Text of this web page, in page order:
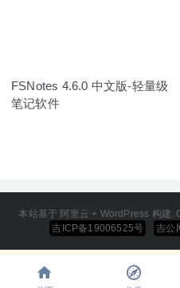
FSNotes 4.6.0 中文版-轻量级
笔记软件
本站基于 阿里云 + WordPress 构建.
吉ICP备19006525号
吉公